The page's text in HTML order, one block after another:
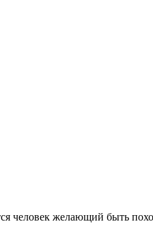
человек желающий быть